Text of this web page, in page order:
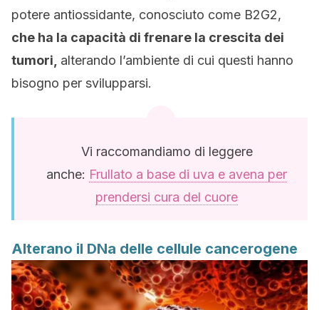
potere antiossidante, conosciuto come B2G2,
che ha la capacità di frenare la crescita dei
tumori, alterando l’ambiente di cui questi hanno
bisogno per svilupparsi.
Vi raccomandiamo di leggere
anche: Frullato a base di uva e avena per
prendersi cura del cuore
Alterano il DNa delle cellule cancerogene